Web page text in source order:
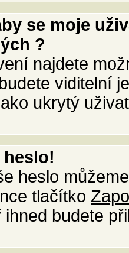
se moje
?
najdete
budete viditelní
ukrytý
heslo
tlačítko
budete